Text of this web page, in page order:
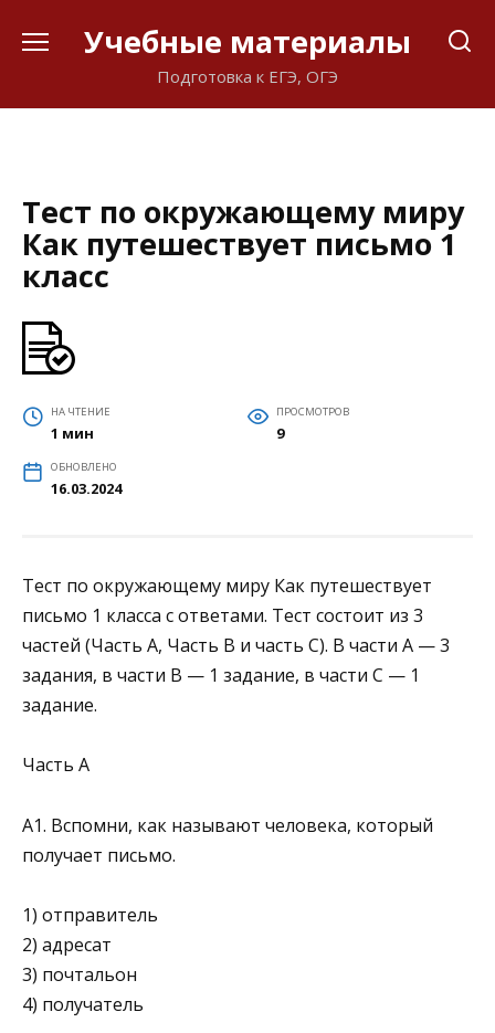
Учебные материалы
Подготовка к ЕГЭ, ОГЭ
Тест по окружающему миру
Как путешествует письмо 1
класс
НА ЧТЕНИЕ
1 мин
ПРОСМОТРОВ
9
ОБНОВЛЕНО
16.03.2024
Тест по окружающему миру Как путешествует
письмо 1 класса с ответами. Тест состоит из 3
частей (Часть А, Часть В и часть С). В части А — 3
задания, в части В — 1 задание, в части С — 1
задание.
Часть А
А1. Вспомни, как называют человека, который
получа­ет письмо.
1) отправитель
2) адресат
3) почтальон
4) получатель